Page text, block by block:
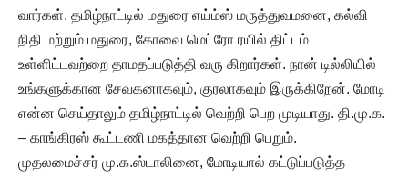
வார்கள். தமிழ்நாட்டில் மதுரை எய்ம்ஸ் மருத்துவமனை, கல்வி
நிதி மற்றும் மதுரை, கோவை மெட்ரோ ரயில் திட்டம்
உள்ளிட்டவற்றை தாமதப்படுத்தி வரு கிறார்கள். நான் டில்லியில்
உங்களுக்கான சேவகனாகவும், குரலாகவும் இருக்கிறேன். மோடி
என்ன செய்தாலும் தமிழ்நாட்டில் வெற்றி பெற முடியாது. தி.மு.க.
– காங்கிரஸ் கூட்டணி மகத்தான வெற்றி பெறும்.
முதலமைச்சர் மு.க.ஸ்டாலினை, மோடியால் கட்டுப்படுத்த